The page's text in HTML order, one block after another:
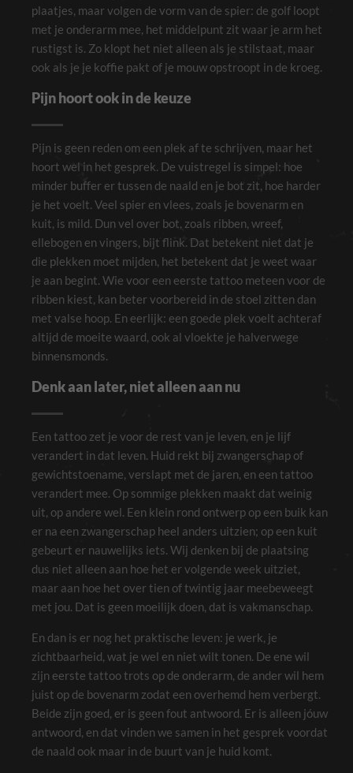
plaatjes, maar volgen de vorm van de spier: de golf loopt
met je onderarm mee, het middelpunt zit waar je arm het
rustigst is. Zo klopt het niet alleen als je stilstaat, maar
ook als je je koffie pakt of je mouw opstroopt in de kroeg.
Pijn hoort ook in de keuze
Pijn is geen reden om een plek af te schrijven, maar het
hoort wel in het gesprek. De vuistregel is simpel: hoe
minder buffer er tussen de naald en je bot zit, hoe harder
je het voelt. Veel spier en vlees, zoals je bovenarm en
kuit, is mild. Dun vel over bot, zoals ribben, wreef,
ellebogen en vingers, bijt flink. Dat betekent niet dat je
die plekken moet mijden, het betekent dat je weet waar
je aan begint. Wie voor een eerste tattoo meteen voor de
ribben kiest, kan beter voorbereid in de stoel zitten dan
met valse hoop. En eerlijk: een goede plek voelt achteraf
altijd de moeite waard, ook al vloekte je halverwege
binnensmonds.
Denk aan later, niet alleen aan nu
Een tattoo zet je voor de rest van je leven, en je lijf
verandert in dat leven. Huid rekt bij zwangerschap of
gewichtstoename, verslapt met de jaren, en een tattoo
verandert mee. Op sommige plekken maakt dat weinig
uit, op andere wel. Een klein rond ontwerp op een buik kan
er na een zwangerschap heel anders uitzien; op een kuit
gebeurt er nauwelijks iets. Wij denken bij de plaatsing
dus niet alleen aan hoe het er volgende week uitziet,
maar aan hoe het over tien of twintig jaar meebeweegt
met jou. Dat is geen moeilijk doen, dat is vakmanschap.
En dan is er nog het praktische leven: je werk, je
zichtbaarheid, wat je wel en niet wilt tonen. De ene wil
zijn eerste tattoo trots op de onderarm, de ander wil hem
juist op de bovenarm zodat een overhemd hem verbergt.
Beide zijn goed, er is geen fout antwoord. Er is alleen jóuw
antwoord, en dat vinden we samen in het gesprek voordat
de naald ook maar in de buurt van je huid komt.
zijn niet
functioneren.
Om onze site
zo goed
mogelijk te
laten
functioneren
tijdens je
bezoek. Als je
weigert, zal
bepaalde
functionaliteit
verdwijnen.
Marketing
Door je interesses
en gedrag te delen
als je onze site
bezoekt, vergroot
je de kans dat je
gepersonaliseerde